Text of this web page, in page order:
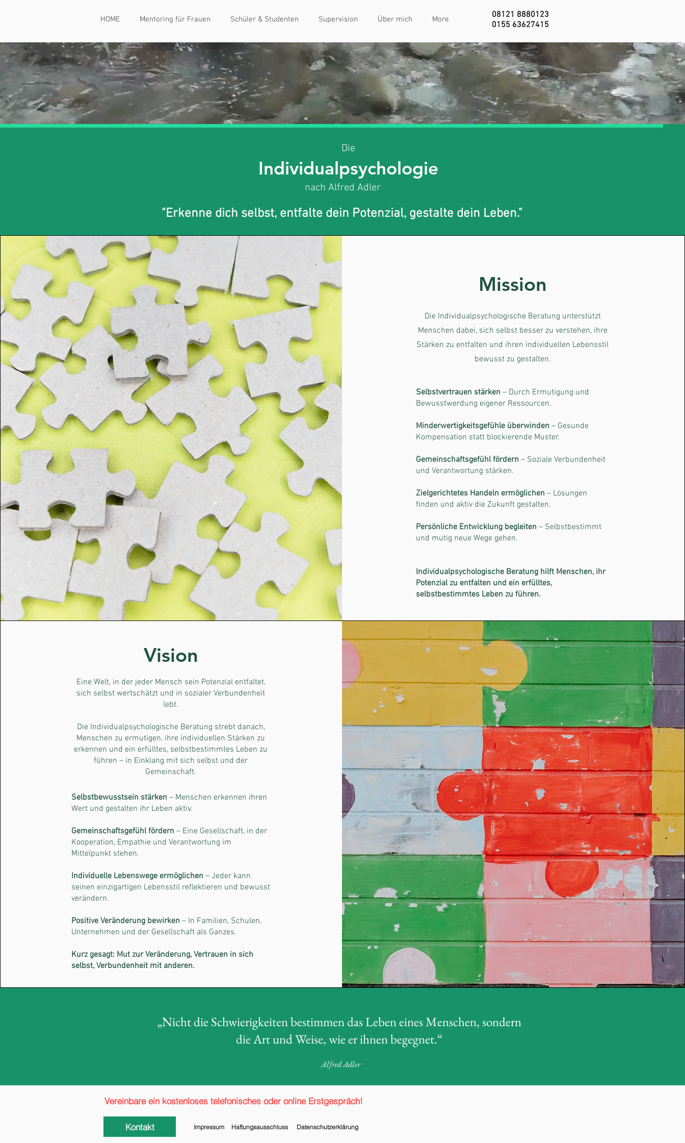
HOME Mentoring für Frauen Schüler & Studenten Supervision Über mich More
08121 8880123
0155 63627415
Die
Individualpsychologie
nach Alfred Adler
"Erkenne dich selbst, entfalte dein Potenzial, gestalte dein Leben."
Mission
Die Individualpsychologische Beratung unterstützt
Menschen dabei, sich selbst besser zu verstehen, ihre
Stärken zu entfalten und ihren individuellen Lebensstil
bewusst zu gestalten.
Selbstvertrauen stärken – Durch Ermutigung und
Bewusstwerdung eigener Ressourcen.
Minderwertigkeitsgefühle überwinden – Gesunde
Kompensation statt blockierende Muster.
Gemeinschaftsgefühl fördern – Soziale Verbundenheit
und Verantwortung stärken.
Zielgerichtetes Handeln ermöglichen – Lösungen
finden und aktiv die Zukunft gestalten.
Persönliche Entwicklung begleiten – Selbstbestimmt
und mutig neue Wege gehen.
Individualpsychologische Beratung hilft Menschen, ihr
Potenzial zu entfalten und ein erfülltes,
selbstbestimmtes Leben zu führen.
Vision
Eine Welt, in der jeder Mensch sein Potenzial entfaltet,
sich selbst wertschätzt und in sozialer Verbundenheit
lebt.
Die Individualpsychologische Beratung strebt danach,
Menschen zu ermutigen, ihre individuellen Stärken zu
erkennen und ein erfülltes, selbstbestimmtes Leben zu
führen – in Einklang mit sich selbst und der
Gemeinschaft.
Selbstbewusstsein stärken – Menschen erkennen ihren
Wert und gestalten ihr Leben aktiv.
Gemeinschaftsgefühl fördern – Eine Gesellschaft, in der
Kooperation, Empathie und Verantwortung im
Mittelpunkt stehen.
Individuelle Lebenswege ermöglichen – Jeder kann
seinen einzigartigen Lebensstil reflektieren und bewusst
verändern.
Positive Veränderung bewirken – In Familien, Schulen,
Unternehmen und der Gesellschaft als Ganzes.
Kurz gesagt: Mut zur Veränderung, Vertrauen in sich
selbst, Verbundenheit mit anderen.
„Nicht die Schwierigkeiten bestimmen das Leben eines Menschen, sondern
die Art und Weise, wie er ihnen begegnet.“
Alfred Adler
Vereinbare ein kostenloses telefonisches oder online Erstgespräch!
Kontakt Impressum Haftungsausschluss Datenschutzerklärung